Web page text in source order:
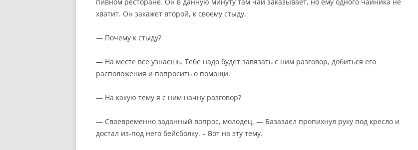
хватит. Он закажет второй, к своему стыду.
— Почему к стыду?
— На месте все узнаешь. Тебе надо будет завязать с ним разговор, добиться его
расположения и попросить о помощи.
— На какую тему я с ним начну разговор?
— Своевременно заданный вопрос, молодец, — Базазаел пропихнул руку под кресло и
достал из-под него бейсболку. – Вот на эту тему.